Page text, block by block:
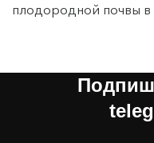
плодородной почвы в